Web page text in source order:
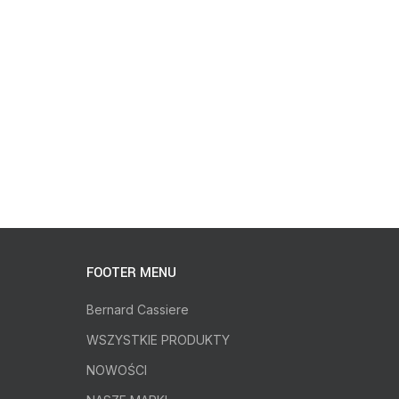
FOOTER MENU
Bernard Cassiere
WSZYSTKIE PRODUKTY
NOWOŚCI